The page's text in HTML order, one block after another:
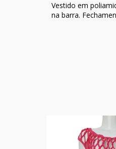
Vestido em
na barra.